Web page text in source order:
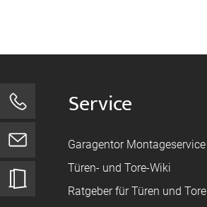
Service
Garagentor Montageservice
Türen- und Tore-Wiki
Ratgeber für Türen und Tore